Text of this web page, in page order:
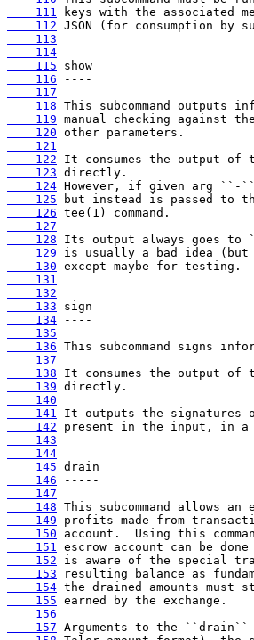
    111
    112
    113
    114
    115
    116
    117
    118
    119
    120
    121
    122
    123
    124
    125
    126
    127
    128
    129
    130
    131
    132
    133
    134
    135
    136
    137
    138
    139
    140
    141
    142
    143
    144
    145
    146
    147
    148
    149
    150
    151
    152
    153
    154
    155
    156
    157